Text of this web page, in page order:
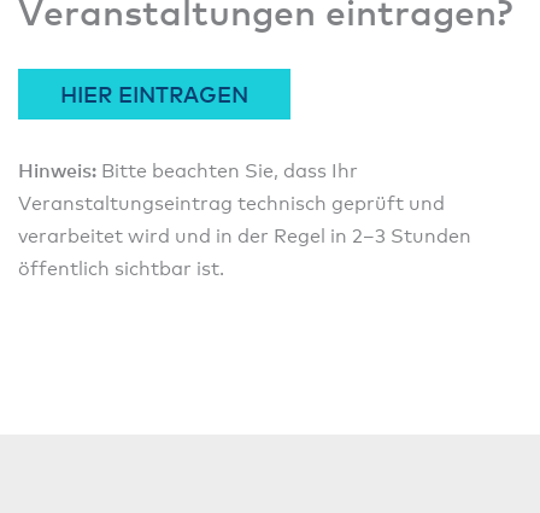
Veranstaltungen eintragen?
HIER EINTRAGEN
Hinweis: Bitte beachten Sie, dass Ihr
Veranstaltungseintrag technisch geprüft und
verarbeitet wird und in der Regel in 2–3 Stunden
öffentlich sichtbar ist.